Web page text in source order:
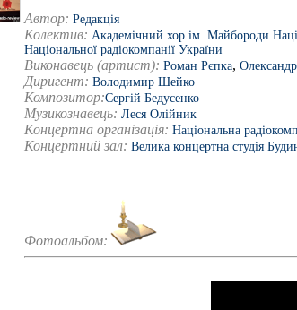
Автор: Редакція
Колектив: Академічний хор ім. Майбороди
Національної радіокомпанії України
Виконавець (артист): Роман Рєпка,
Диригент: Володимир Шейко
Композитор:Сергій Бедусенко
Музикознавець: Леся Олійник
Концертна організація: Національна
Концертний зал: Велика концертна студія
Фотоальбом: